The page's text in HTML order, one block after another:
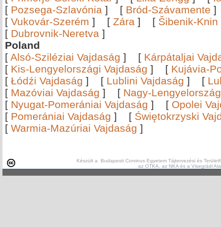
[ Pozsega-Szlavónia ] [ Bród-Szávamente
[ Vukovár-Szerém ] [ Zára ] [ Šibenik-Knin
[ Dubrovnik-Neretva ]
Poland
[ Alsó-Sziléziai Vajdaság ] [ Kárpátaljai
[ Kis-Lengyelországi Vajdaság ] [ Kujávia-
[ Łódźi Vajdaság ] [ Lublini Vajdaság ] [
[ Mazóviai Vajdaság ] [ Nagy-
[ Nyugat-Pomerániai Vajdaság ] [ Opolei
[ Pomerániai Vajdaság ] [ Świętokrzyski
[ Warmia-Mazúriai Vajdaság ]
Készült a Budapesti Corvinus Egyetem Tájtervezési és
az OTKA, az NKA és a Visegrádi